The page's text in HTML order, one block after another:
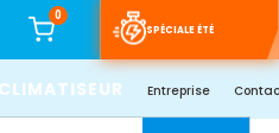
0
SPÉCIALE ÉTÉ
CLIMATISEUR Entreprise